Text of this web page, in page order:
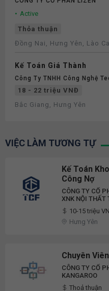
Active
Thỏa thuận
Đồng Nai, Hưng Yên, Lào
Kế Toán Giá Thành
Công Ty TNHH Công Nghệ
18 - 22 triệu VNĐ
Bắc Giang, Hưng Yên
VIỆC LÀM TƯƠNG TỰ
Kế Toán
Công Nợ
CÔNG TY CỔ
XNK NỘI THẤT
10-15 triệu
Hưng Yên
Chuyên
CÔNG TY CỔ
KANGAROO
Thoả thuận